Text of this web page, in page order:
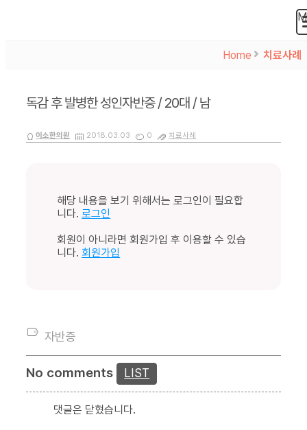
Home > 치료사례
독감 후 발병한 성인자반증 / 20대 / 남
이소한의원 2018.03.03 0 치료사례
해당 내용을 보기 위해서는 로그인이 필요합
니다. 로그인
회원이 아니라면 회원가입 후 이용할 수 있습
니다.회원가입
자반증
No comments LIST
댓글은 닫혔습니다.